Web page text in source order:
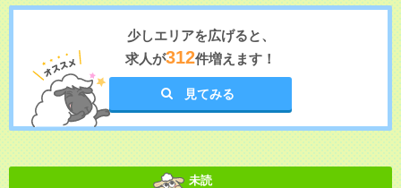
少しエリアを広げると、
求人が312件増えます！
見てみる
未読